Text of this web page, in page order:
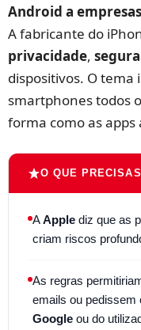
Android a
A fabricante do
privacidade,
dispositivos. O tema
smartphones todos
forma como as apps
O QUE
AApple diz que as
criam riscos
As regras
emails ou pedissem
Google ou do